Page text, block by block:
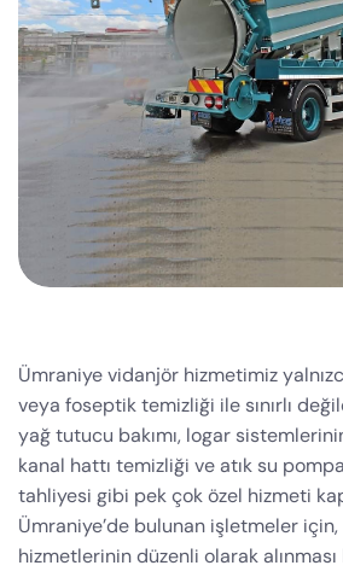
Ümraniye vidanjör hizmetimiz
veya foseptik temizliği ile sınırlı
yağ tutucu bakımı, logar
kanal hattı temizliği ve atık su
tahliyesi gibi pek çok özel hizmeti
Ümraniye’de bulunan işletmeler
hizmetlerinin düzenli olarak